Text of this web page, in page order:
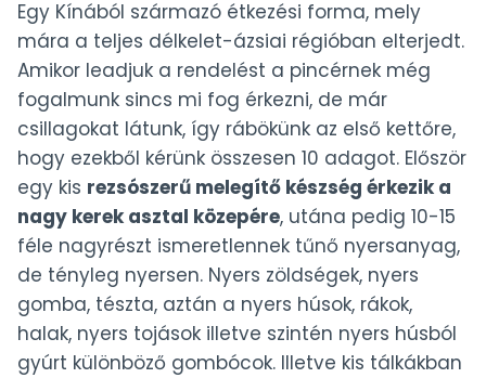
Egy Kínából származó étkezési forma, mely
mára a teljes délkelet-ázsiai régióban elterjedt.
Amikor leadjuk a rendelést a pincérnek még
fogalmunk sincs mi fog érkezni, de már
csillagokat látunk, így rábökünk az első kettőre,
hogy ezekből kérünk összesen 10 adagot. Először
egy kis rezsószerű melegítő készség érkezik a
nagy kerek asztal közepére, utána pedig 10-15
féle nagyrészt ismeretlennek tűnő nyersanyag,
de tényleg nyersen. Nyers zöldségek, nyers
gomba, tészta, aztán a nyers húsok, rákok,
halak, nyers tojások illetve szintén nyers húsból
gyúrt különböző gombócok. Illetve kis tálkákban